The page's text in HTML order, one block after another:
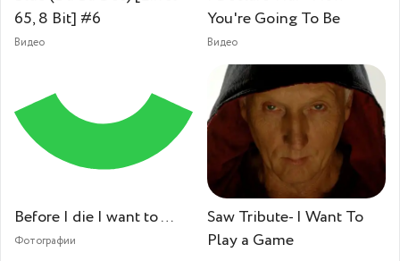
65, 8 Bit] #6
Видео
You're Going To Be
Видео
Before I die I want to …
Фотографии
Saw Tribute- I Want To
Play a Game